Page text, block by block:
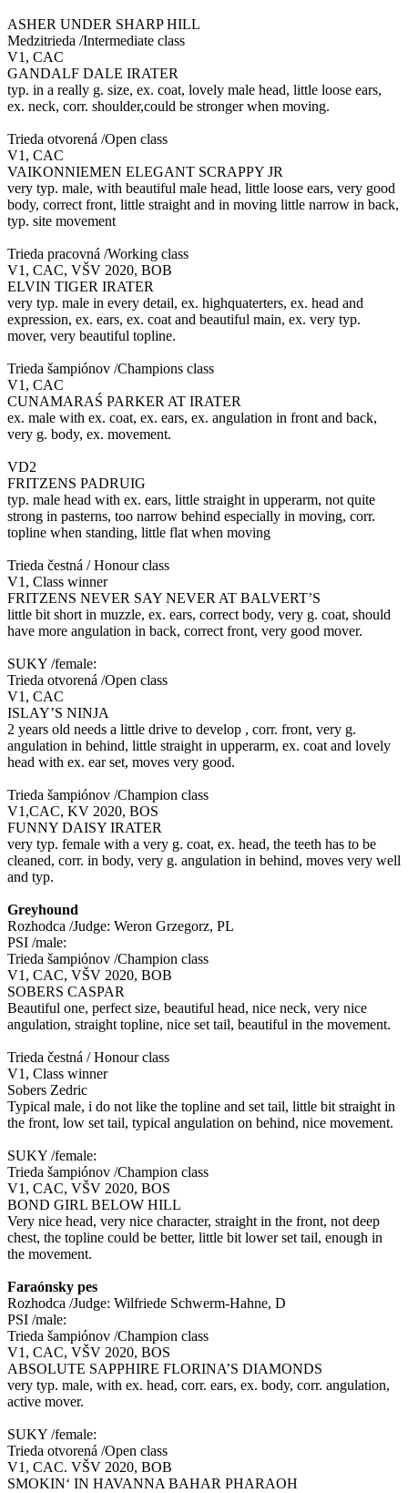
ASHER UNDER SHARP HILL
Medzitrieda /Intermediate class
V1, CAC
GANDALF DALE IRATER
typ. in a really g. size, ex. coat, lovely male head, little loose ears,
ex. neck, corr. shoulder,could be stronger when moving.
Trieda otvorená /Open class
V1, CAC
VAIKONNIEMEN ELEGANT SCRAPPY JR
very typ. male, with beautiful male head, little loose ears, very good
body, correct front, little straight and in moving little narrow in back,
typ. site movement
Trieda pracovná /Working class
V1, CAC, VŠV 2020, BOB
ELVIN TIGER IRATER
very typ. male in every detail, ex. highquaterters, ex. head and
expression, ex. ears, ex. coat and beautiful main, ex. very typ.
mover, very beautiful topline.
Trieda šampiónov /Champions class
V1, CAC
CUNAMARAŚ PARKER AT IRATER
ex. male with ex. coat, ex. ears, ex. angulation in front and back,
very g. body, ex. movement.
VD2
FRITZENS PADRUIG
typ. male head with ex. ears, little straight in upperarm, not quite
strong in pasterns, too narrow behind especially in moving, corr.
topline when standing, little flat when moving
Trieda čestná / Honour class
V1, Class winner
FRITZENS NEVER SAY NEVER AT BALVERT’S
little bit short in muzzle, ex. ears, correct body, very g. coat, should
have more angulation in back, correct front, very good mover.
SUKY /female:
Trieda otvorená /Open class
V1, CAC
ISLAY’S NINJA
2 years old needs a little drive to develop , corr. front, very g.
angulation in behind, little straight in upperarm, ex. coat and lovely
head with ex. ear set, moves very good.
Trieda šampiónov /Champion class
V1,CAC, KV 2020, BOS
FUNNY DAISY IRATER
very typ. female with a very g. coat, ex. head, the teeth has to be
cleaned, corr. in body, very g. angulation in behind, moves very well
and typ.
Greyhound
Rozhodca /Judge: Weron Grzegorz, PL
PSI /male:
Trieda šampiónov /Champion class
V1, CAC, VŠV 2020, BOB
SOBERS CASPAR
Beautiful one, perfect size, beautiful head, nice neck, very nice
angulation, straight topline, nice set tail, beautiful in the movement.
Trieda čestná / Honour class
V1, Class winner
Sobers Zedric
Typical male, i do not like the topline and set tail, little bit straight in
the front, low set tail, typical angulation on behind, nice movement.
SUKY /female:
Trieda šampiónov /Champion class
V1, CAC, VŠV 2020, BOS
BOND GIRL BELOW HILL
Very nice head, very nice character, straight in the front, not deep
chest, the topline could be better, little bit lower set tail, enough in
the movement.
Faraónsky pes
Rozhodca /Judge: Wilfriede Schwerm-Hahne, D
PSI /male:
Trieda šampiónov /Champion class
V1, CAC, VŠV 2020, BOS
ABSOLUTE SAPPHIRE FLORINA’S DIAMONDS
very typ. male, with ex. head, corr. ears, ex. body, corr. angulation,
active mover.
SUKY /female:
Trieda otvorená /Open class
V1, CAC. VŠV 2020, BOB
SMOKIN‘ IN HAVANNA BAHAR PHARAOH